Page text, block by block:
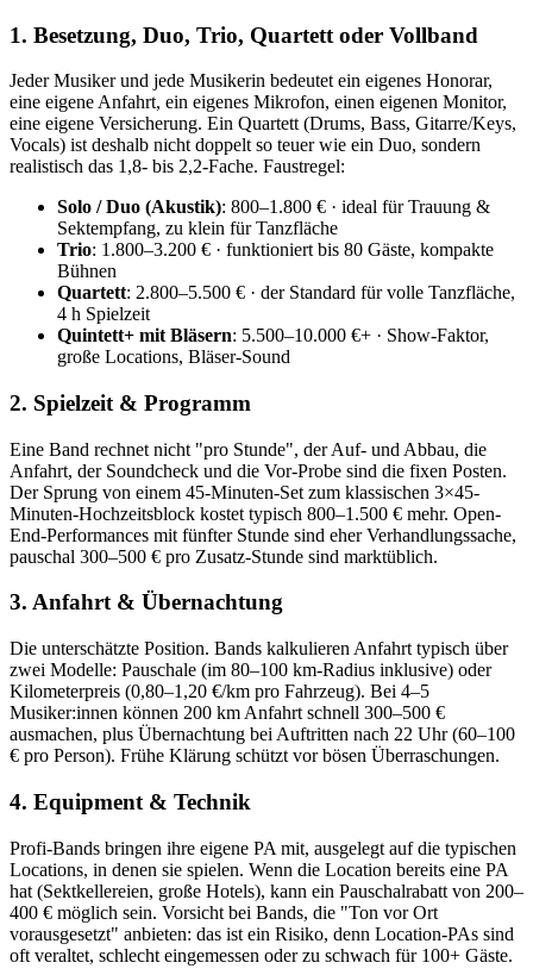
1. Besetzung, Duo, Trio, Quartett oder Vollband
Jeder Musiker und jede Musikerin bedeutet ein eigenes Honorar,
eine eigene Anfahrt, ein eigenes Mikrofon, einen eigenen Monitor,
eine eigene Versicherung. Ein Quartett (Drums, Bass, Gitarre/Keys,
Vocals) ist deshalb nicht doppelt so teuer wie ein Duo, sondern
realistisch das 1,8- bis 2,2-Fache. Faustregel:
Solo / Duo (Akustik): 800–1.800 € · ideal für Trauung &
Sektempfang, zu klein für Tanzfläche
Trio: 1.800–3.200 € · funktioniert bis 80 Gäste, kompakte
Bühnen
Quartett: 2.800–5.500 € · der Standard für volle Tanzfläche,
4 h Spielzeit
Quintett+ mit Bläsern: 5.500–10.000 €+ · Show-Faktor,
große Locations, Bläser-Sound
2. Spielzeit & Programm
Eine Band rechnet nicht "pro Stunde", der Auf- und Abbau, die
Anfahrt, der Soundcheck und die Vor-Probe sind die fixen Posten.
Der Sprung von einem 45-Minuten-Set zum klassischen 3×45-
Minuten-Hochzeitsblock kostet typisch 800–1.500 € mehr. Open-
End-Performances mit fünfter Stunde sind eher Verhandlungssache,
pauschal 300–500 € pro Zusatz-Stunde sind marktüblich.
3. Anfahrt & Übernachtung
Die unterschätzte Position. Bands kalkulieren Anfahrt typisch über
zwei Modelle: Pauschale (im 80–100 km-Radius inklusive) oder
Kilometerpreis (0,80–1,20 €/km pro Fahrzeug). Bei 4–5
Musiker:innen können 200 km Anfahrt schnell 300–500 €
ausmachen, plus Übernachtung bei Auftritten nach 22 Uhr (60–100
€ pro Person). Frühe Klärung schützt vor bösen Überraschungen.
4. Equipment & Technik
Profi-Bands bringen ihre eigene PA mit, ausgelegt auf die typischen
Locations, in denen sie spielen. Wenn die Location bereits eine PA
hat (Sektkellereien, große Hotels), kann ein Pauschalrabatt von 200–
400 € möglich sein. Vorsicht bei Bands, die "Ton vor Ort
vorausgesetzt" anbieten: das ist ein Risiko, denn Location-PAs sind
oft veraltet, schlecht eingemessen oder zu schwach für 100+ Gäste.